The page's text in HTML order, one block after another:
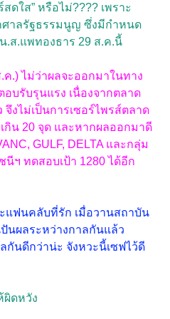
ดใส” หรือไม่???? เพราะ
ศาลรัฐธรรมนูญ ซึ่งมีกำหนด
.ส.แพทองธาร 29 ส.ค.นี้
ค.) ไม่ว่าผลจะออกมาในทาง
บรับรุนแรง เนื่องจากตลาด
งไม่เป็นการเซอร์ไพรส์ตลาด
กิน 20 จุด และหากผลออกมาดี
GULF, DELTA และกลุ่ม
นีฯ ทดสอบเป้า 1280 ได้อีก
แฟนคลับที่รัก เมื่อวานสถาบัน
ปันผลระหว่างกาลกันแล้ว
กันดีกว่าน่ะ จังหวะนี้เซฟไว้ดี
ผิดหวัง